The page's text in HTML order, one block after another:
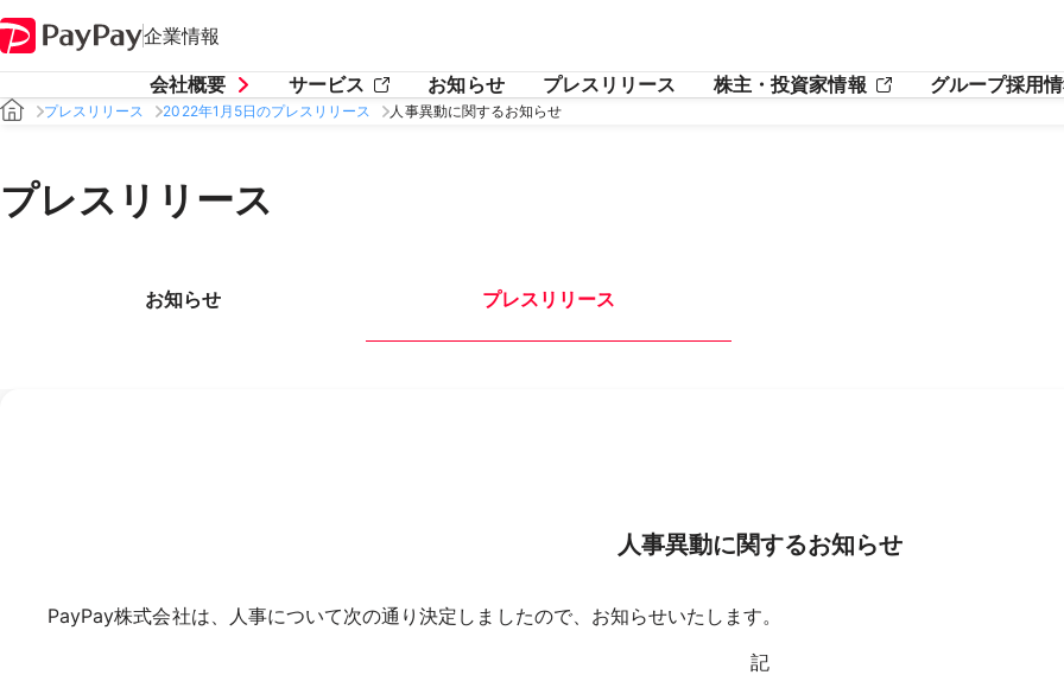
企業情報
会社概要 サービス お知らせ プレスリリース 株主・投資家情報 グループ採用
プレスリリース 2022年1月5日のプレスリリース 人事異動に関するお知らせ
プレスリリース
お知らせ プレスリリース
人事異動に関するお知らせ
PayPay株式会社は、人事について次の通り決定しましたので、お知らせいたします。
記